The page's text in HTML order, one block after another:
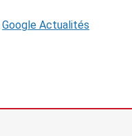
Google Actualités